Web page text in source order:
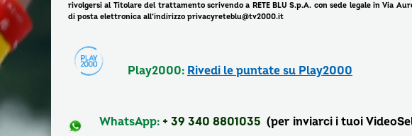
rivolgersi al Titolare del trattamento scrivendo a RETE BLU S.p.A. con sede legale in Via
di posta elettronica all’indirizzo privacyreteblu@tv2000.it
Play2000: Rivedi le puntate su Play2000
WhatsApp: + 39 340 8801035 (per inviarci i tuoi